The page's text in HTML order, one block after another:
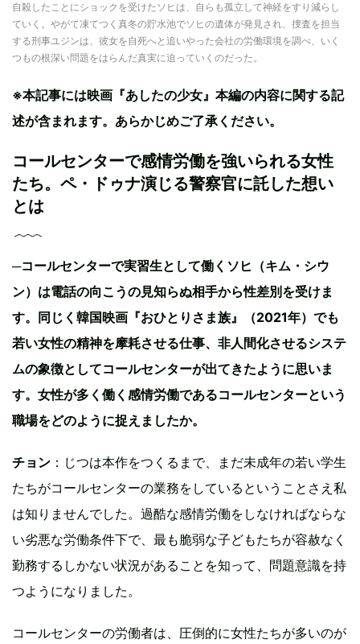
自殺したことにショックを受けたソヒは、自らも孤立して神経をすり減らし
ていく。やがて凍てつく真冬の貯水池でソヒの遺体が発見され、捜査を担当
する刑事ユジンは、彼女を自死へと追いやった会社の労働環境を調べ、いく
つもの根深い問題をはらんだ真実に迫っていくのだった。
※本記事には映画『あしたの少女』本編の内容に関する記
述が含まれます。あらかじめご了承ください。
コールセンターで感情労働を強いられる女性
たち。ペ・ドゥナ演じる警察官に託した想い
とは
─コールセンターで実習生として働くソヒ（キム・シウ
ン）は電話の向こうの見知らぬ相手から性差別を受けま
す。同じく韓国映画『おひとりさま族』（2021年）でも
若い女性の精神を摩耗させる仕事、非人間化させるシステ
ムの象徴としてコールセンターが出てきたように思いま
す。女性が多く働く感情労働であるコールセンターという
職場をどのように捉えましたか。
チョン ：じつは本作をつくるまで、まだ未成年の若い学生
たちがコールセンターの業務をしているということさえ私
は知りませんでした。過酷な感情労働をしなければならな
い劣悪な労働条件下で、最も脆弱な子どもたちが容赦なく
勤務するしかない状況があることを知って、問題意識を持
つようになりました。
コールセンターの労働者は、圧倒的に女性たちが多いのが